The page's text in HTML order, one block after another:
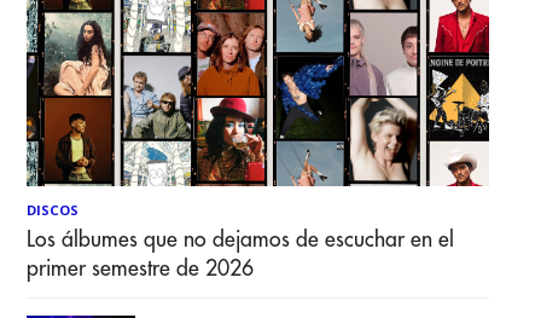
DISCOS
Los álbumes que no dejamos de escuchar en el
primer semestre de 2026